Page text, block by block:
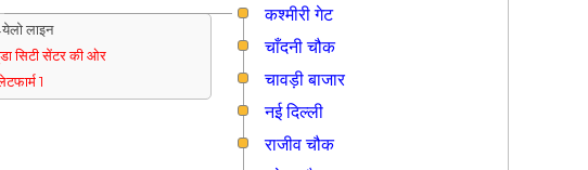
कश्मीरी गेट
लाइन
सिटी सेंटर की ओर
1
चाँदनी चौक
चावड़ी बाजार
नई दिल्ली
राजीव चौक